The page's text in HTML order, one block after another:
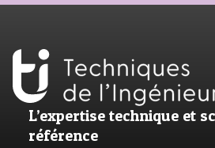
L’expertise technique et
référence